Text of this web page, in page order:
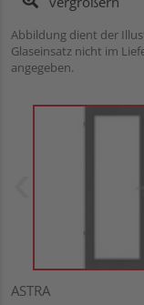
Abbildung dient der
Glaseinsatz nicht im
angegeben.
ASTRA